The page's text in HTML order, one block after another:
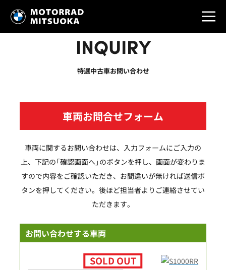
INQUIRY
特選中古車お問い合わせ
車両お問合せフォーム
車両に関するお問い合わせは、入力フォームにご入力の
上、下記の「確認画面へ」のボタンを押し、画面が変わりま
すので内容をご確認いただき、お間違いが無ければ送信ボ
タンを押してください。後ほど担当者よりご連絡させてい
ただきます。
お問い合わせする車両